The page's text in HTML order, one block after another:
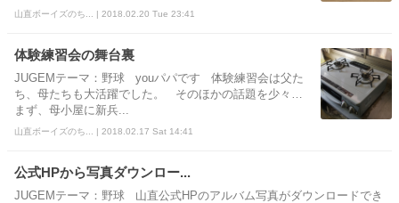
山直ボーイズのち... | 2018.02.20 Tue 23:41
体験練習会の舞台裏
JUGEMテーマ：野球 youパパです 体験練習会は父た
ち、母たちも大活躍でした。 そのほかの話題を少々…
まず、母小屋に新兵...
山直ボーイズのち... | 2018.02.17 Sat 14:41
公式HPから写真ダウンロー...
JUGEMテーマ：野球 山直公式HPのアルバム写真がダウンロードでき